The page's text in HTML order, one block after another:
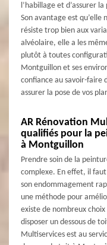
l’habillage et d’assurer
Son avantage est
résiste trop bien aux
alvéolaire, elle a les
plutôt à toutes
Montguillon et ses
confiance au savoir-faire
assurer la pose de vos
AR Rénovation
qualifiés pour la
à Montguillon
Prendre soin de la
complexe. En effet, il
son endommagement
une méthode pour
existe de nombreux
disposer un dessous de
Multiservices est au